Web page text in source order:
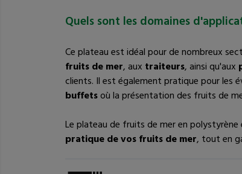
Quels sont les domaines
Ce plateau est idéal pour de nombreux
fruits de mer, aux traiteurs, ainsi qu'aux
clients. Il est également pratique pour les
buffetsoù la présentation des fruits de
Le plateau de fruits de mer en
pratique de vos fruits de mer, tout en